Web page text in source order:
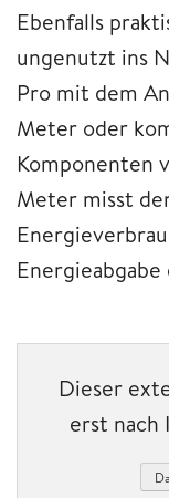
Ebenfalls
ungenutzt ins
Pro mit dem
Meter oder
Komponenten
Meter misst
Energieabgabe
Dieser
erst nach